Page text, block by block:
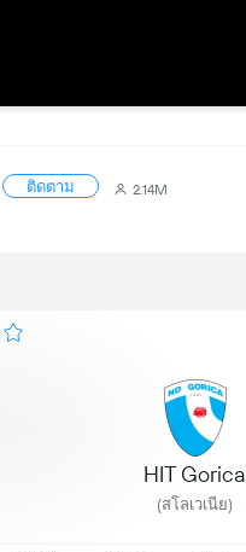
ติดตาม 2.14M
HIT Gorica
(สโลเวเนีย)